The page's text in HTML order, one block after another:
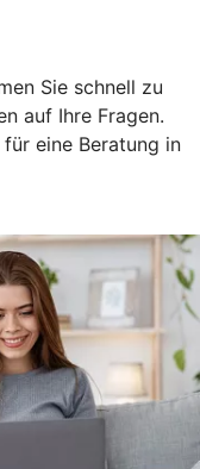
Sie schnell zu
auf Ihre Fragen.
eine Beratung in